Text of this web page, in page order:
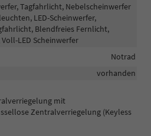
Tagfahrlicht, Nebelscheinwerfer
LED-Scheinwerfer,
Blendfreies Fernlicht,
LED Scheinwerfer
Notrad
vorhanden
mit
Zentralverriegelung (Keyless